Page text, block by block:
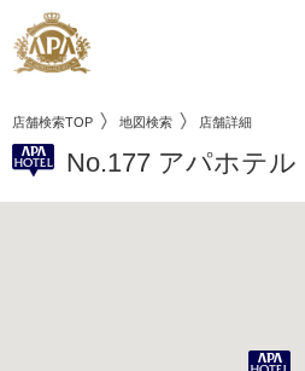
店舗検索TOP 地図検索 店舗詳細
No.177 アパホテル